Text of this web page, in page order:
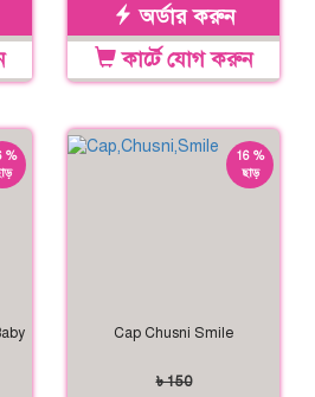
অর্ডার করুন
কার্টে যোগ করুন
%
16 %
ছাড়
Cap Chusni Smile
৳ 150